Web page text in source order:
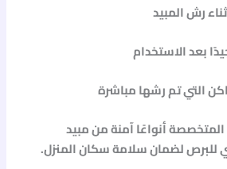
رش المبيد
بعد الاستخدام
التي تم رشها مباشرة
أنواعًا آمنة منمبيد
للبرصلضمان سلامة سكان المنزل.